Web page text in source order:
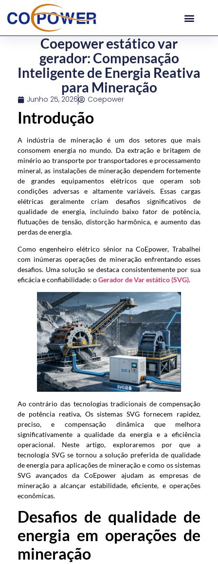
Coepower estático var
gerador: Compensação
Inteligente de Energia Reativa
para Mineração
Junho 25, 2026 Coepower
Introdução
A indústria de mineração é um dos setores que mais
consomem energia no mundo. Da extração e britagem de
minério ao transporte por transportadores e processamento
mineral, as instalações de mineração dependem fortemente
de grandes equipamentos elétricos que operam sob
condições adversas e altamente variáveis. Essas cargas
elétricas geralmente criam desafios significativos de
qualidade de energia, incluindo baixo fator de potência,
flutuações de tensão, distorção harmônica, e aumento das
perdas de energia.
Como engenheiro elétrico sênior na CoEpower, Trabalhei
com inúmeras operações de mineração enfrentando esses
desafios. Uma solução se destaca consistentemente por sua
eficácia e confiabilidade: oGerador de Var estático (SVG).
Ao contrário das tecnologias tradicionais de compensação
de potência reativa, Os sistemas SVG fornecem rapidez,
preciso, e compensação dinâmica que melhora
significativamente a qualidade da energia e a eficiência
operacional. Neste artigo, exploraremos por que a
tecnologia SVG se tornou a solução preferida de qualidade
de energia para aplicações de mineração e como os sistemas
SVG avançados da CoEpower ajudam as empresas de
mineração a alcançar estabilidade, eficiente, e operações
econômicas.
Desafios de qualidade de
energia em operações de
mineração